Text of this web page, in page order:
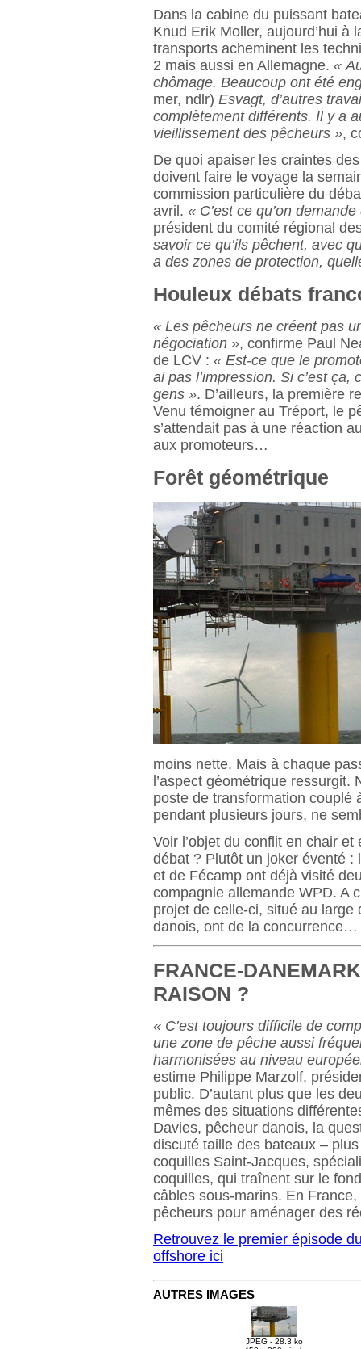
Dans la cabine du puissant
Knud Erik Moller, aujourd’hui à
transports acheminent les
2 mais aussi en Allemagne. «
chômage. Beaucoup ont été
mer, ndlr) Esvagt, d’autres
complètement différents. Il y a
vieillissement des pêcheurs »,
De quoi apaiser les craintes
doivent faire le voyage la
commission particulière du
avril. « C’est ce qu’on
président du comité régional
savoir ce qu’ils pêchent, avec
a des zones de protection,
Houleux débats
« Les pêcheurs ne créent pas
négociation », confirme Paul
de LCV : « Est-ce que le
ai pas l’impression. Si c’est
gens ». D’ailleurs, la première
Venu témoigner au Tréport, le
s’attendait pas à une réaction
aux promoteurs…
Forêt géométrique
moins nette. Mais à chaque
l’aspect géométrique ressurgit.
poste de transformation couplé
pendant plusieurs jours, ne
Voir l’objet du conflit en chair
débat ? Plutôt un joker éventé
et de Fécamp ont déjà visité
compagnie allemande WPD. A
projet de celle-ci, situé au large
danois, ont de la concurrence…
FRANCE-
RAISON ?
« C’est toujours difficile de
une zone de pêche aussi
harmonisées au niveau
estime Philippe Marzolf,
public. D’autant plus que les
mêmes des situations
Davies, pêcheur danois, la
discuté taille des bateaux –
coquilles Saint-Jacques,
coquilles, qui traînent sur le
câbles sous-marins. En
pêcheurs pour aménager des
Retrouvez le premier épisode
offshore ici
AUTRES IMAGES
JPEG - 28.3 ko